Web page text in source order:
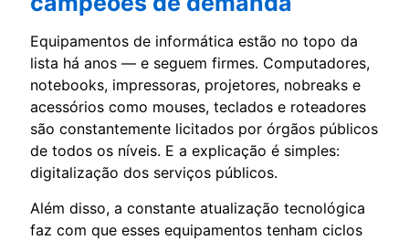
Equipamentos de informática estão no topo da
lista há anos — e seguem firmes. Computadores,
notebooks, impressoras, projetores, nobreaks e
acessórios como mouses, teclados e roteadores
são constantemente licitados por órgãos públicos
de todos os níveis. E a explicação é simples:
digitalização dos serviços públicos.
Além disso, a constante atualização tecnológica
faz com que esses equipamentos tenham ciclos